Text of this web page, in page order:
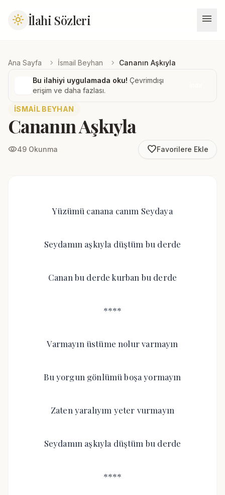
light_mode İlahi Sözleri menu
Ana Sayfa chevron_right İsmail Beyhan chevron_right Cananın Aşkıyla
Bu ilahiyi uygulamada oku! Çevrimdışı
erişim ve daha fazlası.
İSMAIL BEYHAN
Cananın Aşkıyla
visibility49 Okunma favorite_borderFavorilere Ekle
Yüzümü canana canım Seydaya
Seydamın aşkıyla düştüm bu derde
Canan bu derde kurban bu derde
****
Varmayın üstüme nolur varmayın
Bu yorgun gönlümü boşa yormayın
Zaten yaralıyım yeter vurmayın
Seydamın aşkıyla düştüm bu derde
****